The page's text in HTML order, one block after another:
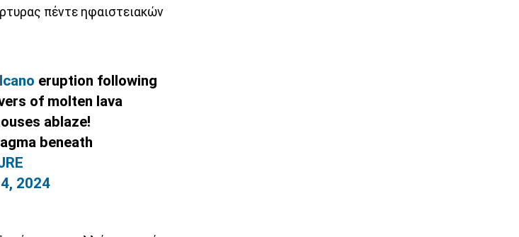
πέντε ηφαιστειακών
eruption following
of molten lava
ablaze!
beneath
2024